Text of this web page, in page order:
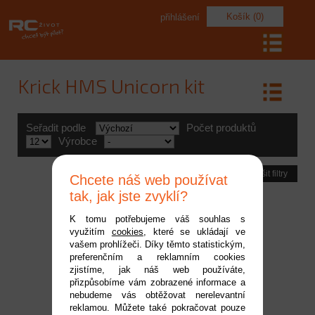
Košík (0)
přihlášení
Krick HMS Unicorn kit
Seřadit podle
Počet produktů
Výrobce
Zrušit filtry
COREL Sada plachet
Chcete náš web používat
tak, jak jste zvyklí?
K tomu potřebujeme váš souhlas s
využitím cookies, které se ukládají ve
vašem prohlížeči. Díky těmto statistickým,
preferenčním a reklamním cookies
zjistíme, jak náš web používáte,
přizpůsobíme vám zobrazené informace a
nebudeme vás obtěžovat nerelevantní
reklamou. Můžete také pokračovat pouze